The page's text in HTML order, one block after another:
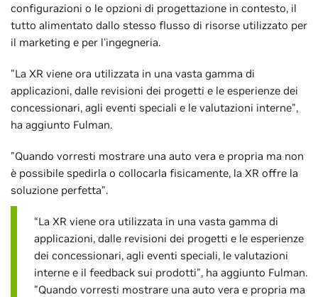
configurazioni o le opzioni di progettazione in contesto, il
tutto alimentato dallo stesso flusso di risorse utilizzato per
il marketing e per l'ingegneria.
"La XR viene ora utilizzata in una vasta gamma di
applicazioni, dalle revisioni dei progetti e le esperienze dei
concessionari, agli eventi speciali e le valutazioni interne",
ha aggiunto Fulman.
"Quando vorresti mostrare una auto vera e propria ma non
è possibile spedirla o collocarla fisicamente, la XR offre la
soluzione perfetta".
“La XR viene ora utilizzata in una vasta gamma di
applicazioni, dalle revisioni dei progetti e le esperienze
dei concessionari, agli eventi speciali, le valutazioni
interne e il feedback sui prodotti", ha aggiunto Fulman.
"Quando vorresti mostrare una auto vera e propria ma